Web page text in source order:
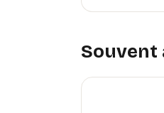
Souvent